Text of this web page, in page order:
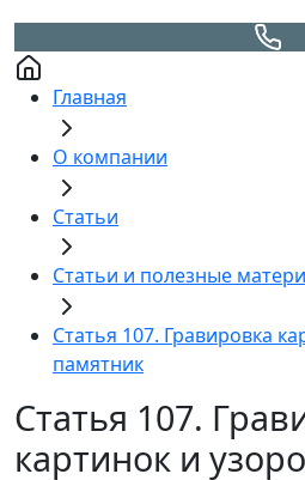
Главная
О компании
Статьи
Статьи и полезные
Статья 107. Гравировка
памятник
Статья 107.
картинок и